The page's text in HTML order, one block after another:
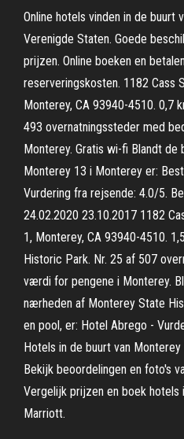
Online hotels vinden in de buurt
Verenigde Staten. Goede
prijzen. Online boeken en
reserveringskosten. 1182 Cass
Monterey, CA 93940-4510. 0,7
493 overnatningssteder med
Monterey. Gratis wi-fi Blandt
Monterey 13 i Monterey er:
Vurdering fra rejsende: 4.0/5.
24.02.2020 23.10.2017 1182
1, Monterey, CA 93940-4510.
Historic Park. Nr. 25 af 507
værdi for pengene i Monterey.
nærheden af Monterey State
en pool, er: Hotel Abrego -
Hotels in de buurt van
Bekijk beoordelingen en foto's
Vergelijk prijzen en boek hotels
Marriott.